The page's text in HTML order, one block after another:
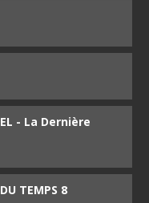
- La Dernière
TEMPS 8